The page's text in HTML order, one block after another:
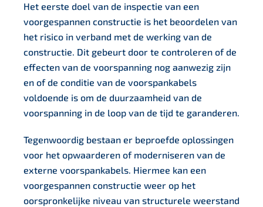
Het eerste doel van de inspectie van een
voorgespannen constructie is het beoordelen van
het risico in verband met de werking van de
constructie. Dit gebeurt door te controleren of de
effecten van de voorspanning nog aanwezig zijn
en of de conditie van de voorspankabels
voldoende is om de duurzaamheid van de
voorspanning in de loop van de tijd te garanderen.
Tegenwoordig bestaan er beproefde oplossingen
voor het opwaarderen of moderniseren van de
externe voorspankabels. Hiermee kan een
voorgespannen constructie weer op het
oorspronkelijke niveau van structurele weerstand